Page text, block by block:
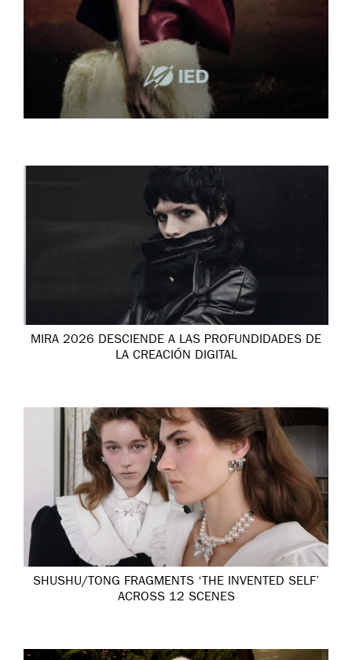
MIRA 2026 DESCIENDE A LAS PROFUNDIDADES DE
LA CREACIÓN DIGITAL
SHUSHU/TONG FRAGMENTS ‘THE INVENTED SELF’
ACROSS 12 SCENES